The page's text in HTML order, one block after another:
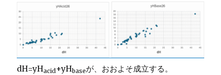
dH=yHacid +yHbaseが、おおよそ成立する。